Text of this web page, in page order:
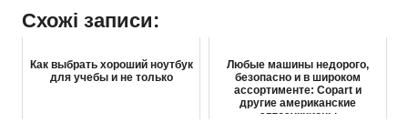
Схожі записи:
Как выбрать хороший ноутбук
для учебы и не только
Любые машины недорого,
безопасно и в широком
ассортименте: Copart и
другие американские
автоаукционы